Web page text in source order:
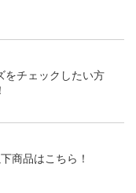
をチェックしたい方
商品はこちら！